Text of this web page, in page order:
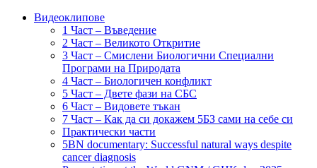
Видеоклипове
1 Част – Въведение
2 Част – Великото Откритие
3 Част – Смислени Биологични Специални
Програми на Природата
4 Част – Биологичен конфликт
5 Част – Двете фази на СБС
6 Част – Видовете тъкан
7 Част – Как да си докажем 5БЗ сами на себе си
Практически части
5BN documentary: Successful natural ways despite
cancer diagnosis